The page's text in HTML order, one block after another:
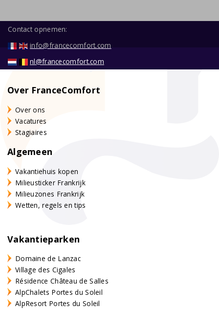
Contact opnemen:
info@francecomfort.com
nl@francecomfort.com
Over FranceComfort
Over ons
Vacatures
Stagiaires
Algemeen
Vakantiehuis kopen
Milieusticker Frankrijk
Milieuzones Frankrijk
Wetten, regels en tips
Vakantieparken
Domaine de Lanzac
Village des Cigales
Résidence Château de Salles
AlpChalets Portes du Soleil
AlpResort Portes du Soleil